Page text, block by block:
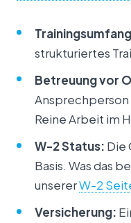
strukturiertes
Betreuung vor
Reine Arbeit im
W-2 Status: Die
Basis. Was das
unsererW-2
Versicherung: